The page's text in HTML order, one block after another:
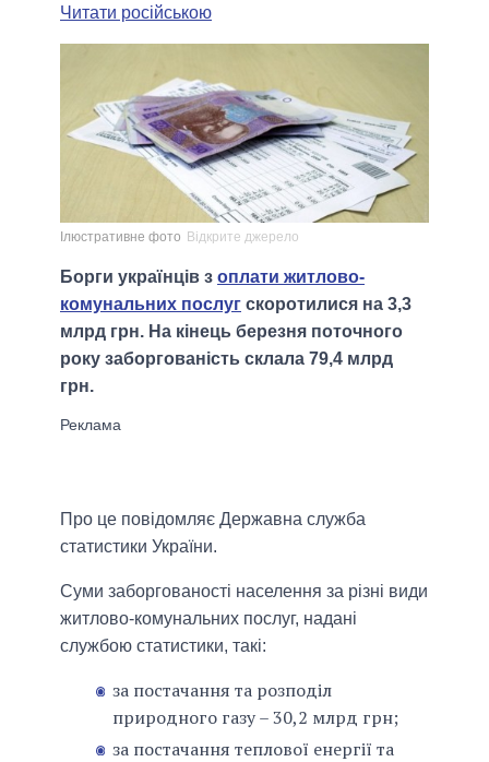
МЕРИ МІСТ
ПОРІВНЯННЯ ПОЛІТИКІВ
Читати російською
Ілюстративне фото Відкрите джерело
Борги українців з оплати житлово-
комунальних послуг скоротилися на 3,3
млрд грн. На кінець березня поточного
року заборгованість склала 79,4 млрд
грн.
Про це повідомляє Державна служба
статистики України.
Суми заборгованості населення за різні види
житлово-комунальних послуг, надані
службою статистики, такі:
за постачання та розподіл
природного газу – 30,2 млрд грн;
за постачання теплової енергії та